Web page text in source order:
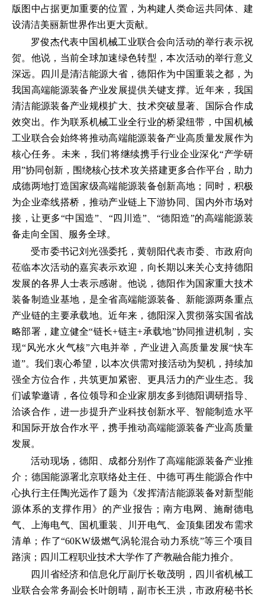
版图中占据更加重要的位置，为构建人类命运共同体、建
设清洁美丽新世界作出更大贡献。
罗俊杰代表中国机械工业联合会向活动的举行表示祝
贺。他说，当前全球加速绿色转型，本次活动的举行意义
深远。四川是清洁能源大省，德阳作为中国重装之都，为
我国高端能源装备产业发展提供关键支撑。近年来，我国
清洁能源装备产业规模扩大、技术突破显著、国际合作成
效突出。作为联系机械工业全行业的桥梁纽带，中国机械
工业联合会始终将推动高端能源装备产业高质量发展作为
核心任务。未来，我们将继续携手行业企业深化“产学研
用”协同创新，围绕核心技术攻关搭建更多合作平台，助力
成德两地打造国家级高端能源装备创新高地；同时，积极
为企业牵线搭桥，推动产业链上下游协同、国内外市场对
接，让更多“中国造”、“四川造”、“德阳造”的高端能源装
备走向全国、服务全球。
受市委书记刘光强委托，黄朝阳代表市委、市政府向
莅临本次活动的嘉宾表示欢迎，向长期以来关心支持德阳
发展的各界人士表示感谢。他说，德阳作为国家重大技术
装备制造业基地，是全省高端能源装备、新能源两条重点
产业链的主要承载地。近年来，德阳深入贯彻落实国省战
略部署，建立健全“链长+链主+承载地”协同推进机制，实
现“风光水火气核”六电并举，产业进入高质量发展“快车
道”。我们衷心希望，以本次供需对接活动为契机，持续加
强全方位合作，共筑更加紧密、更具活力的产业生态。我
们诚挚邀请，各位领导和企业家朋友多到德阳调研指导、
洽谈合作，进一步提升产业科技创新水平、智能制造水平
和国际开放合作水平，携手推动高端能源装备产业高质量
发展。
活动现场，德阳、成都分别作了高端能源装备产业推
介；德国能源署北京联络处主任、中德可再生能源合作中
心执行主任陶光远作了题为《发挥清洁能源装备对新型能
源体系的支撑作用》的产业报告；南方电网、施耐德电
气、上海电气、国机重装、川开电气、金顶集团发布需求
清单；作了“60KW级燃气涡轮混合动力系统”等三个项目
路演；四川工程职业技术大学作了产教融合能力推介。
四川省经济和信息化厅副厅长敬茂明，四川省机械工
业联合会常务副会长叶朗晴，副市长王洪，市政府秘书长